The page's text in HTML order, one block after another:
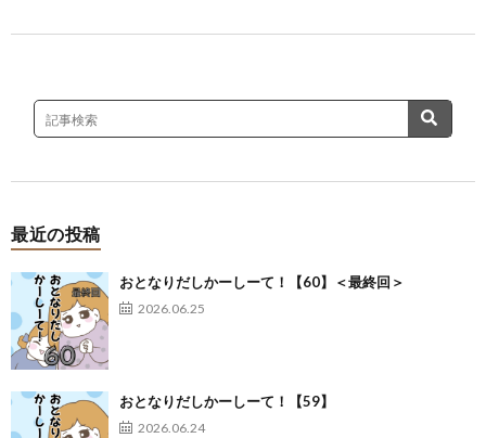
最近の投稿
おとなりだしかーしーて！【60】＜最終回＞
2026.06.25
おとなりだしかーしーて！【59】
2026.06.24